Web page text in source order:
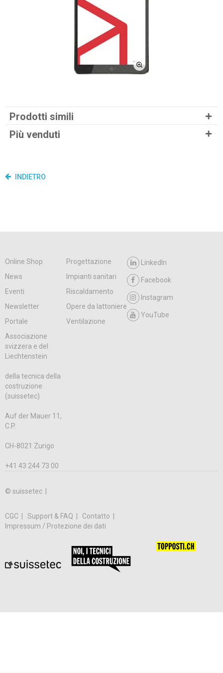
Prodotti simili
Più venduti
INDIETRO
Online Shop
Progettazione
News
Impianti sanitari
Eventi
Riscaldamento
Newsletter
Opere da lattoniere
Portale
Ventilazione
LinkedIn
Facebook
Instagram
YouTube
Associazione
svizzera e del
Liechtenstein
della tecnica della
costruzione
(suissetec)
Auf der Mauer 11,
C.P.
CH-8021 Zurigo
+41 43 244 73 00
© suissetec |
CGC Support & FAQ
Contatto
Impressum / Protezione dei dati